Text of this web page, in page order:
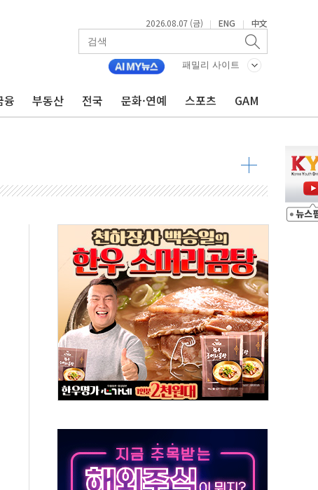
2026.08.07 (금) | ENG | 中文
패밀리 사이트
융 부동산 전국 문화·연예 스포츠 GAM
의 막바지.."美와 직접 협상 없어"
김민석 후보 - 8월 7일
회견·주요 정당 - 8월 7일
분 상승… "2분기 기업 순이익 21% 증가" 전망
나토 회원국 공격 검토… 거짓 깃발 작전"
회…로봇·AI 데이터센터·모빌리티 구체화
이온큐·도어대시↑ VS 샌디스크·피그마·앱러빈↓
대…상법·자본시장법 개정 논의"
익실현 속 혼조세...웨스턴디지털·샌디스크↓
긴급 안보 점검회의
르무즈 재개방 기대에 강세
까지, 상승...호실적 보고 기업 상승세 뚜렷
지 위험수위…숨은 차입이 더 큰 변수"
대응 1단계 진압 중